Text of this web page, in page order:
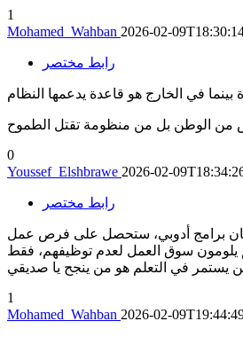
1
Mohamed_Wahban 2026-02-
رابط مختصر
0
Youssef_Elshbrawe 2026-02-
رابط مختصر
برامج أدوبي، ستحصل على فرص عمل
سوق العمل لعدم توظيفهم، فقط
يستمر في التعلم هو من ينجح يا صديقي
1
Mohamed_Wahban 2026-02-